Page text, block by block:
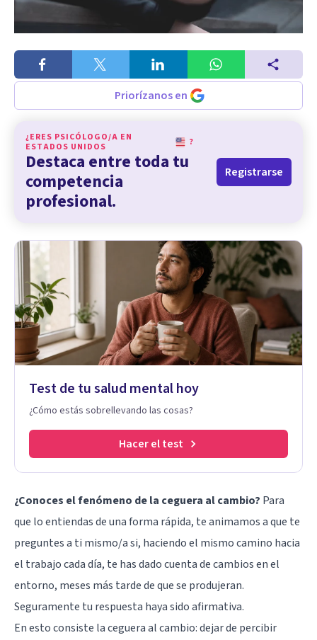
Priorízanos en
¿ERES PSICÓLOGO/A EN
ESTADOS UNIDOS
?
Destaca entre toda tu
competencia
profesional.
Registrarse
Test de tu salud mental hoy
¿Cómo estás sobrellevando las cosas?
Hacer el test
¿Conoces el fenómeno de la ceguera al cambio? Para
que lo entiendas de una forma rápida, te animamos a que te
preguntes a ti mismo/a si, haciendo el mismo camino hacia
el trabajo cada día, te has dado cuenta de cambios en el
entorno, meses más tarde de que se produjeran.
Seguramente tu respuesta haya sido afirmativa.
En esto consiste la ceguera al cambio: dejar de percibir